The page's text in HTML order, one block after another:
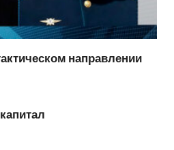
направлении